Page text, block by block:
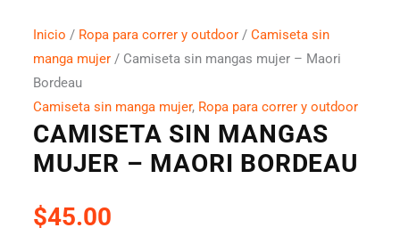
Inicio / Ropa para correr y outdoor /Camiseta sin
manga mujer / Camiseta sin mangas mujer – Maori
Bordeau
Camiseta sin manga mujer, Ropa para correr y outdoor
CAMISETA SIN MANGAS
MUJER – MAORI BORDEAU
$45.00